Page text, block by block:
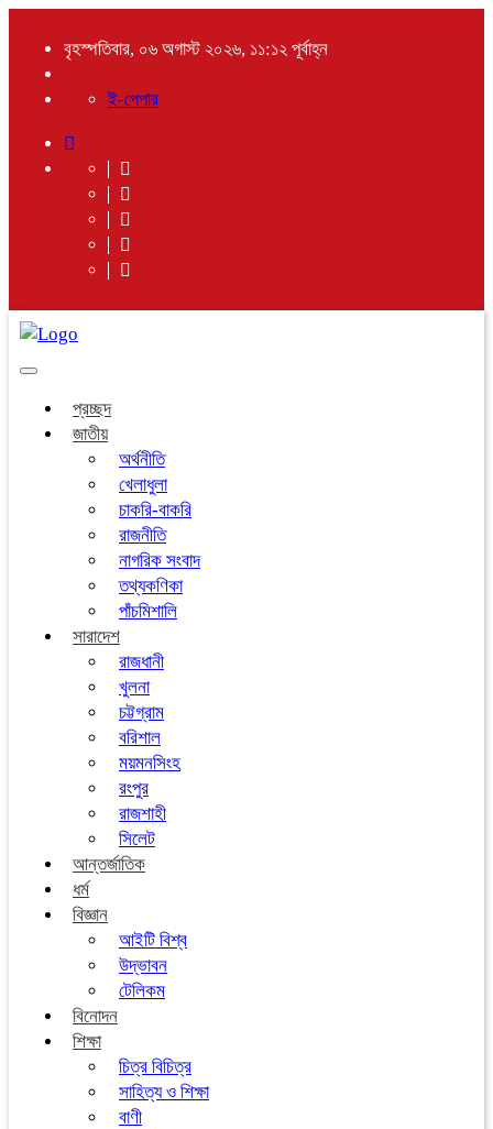
বৃহস্পতিবার, ০৬ অগাস্ট ২০২৬, ১১:১২ পূর্বাহ্ন
ই-পেপার
Toggle
প্রচ্ছদ
জাতীয়
অর্থনীতি
খেলাধুলা
চাকরি-বাকরি
রাজনীতি
নাগরিক সংবাদ
তথ্যকণিকা
পাঁচমিশালি
সারাদেশ
রাজধানী
খুলনা
চট্টগ্রাম
বরিশাল
ময়মনসিংহ
রংপুর
রাজশাহী
সিলেট
আন্তর্জাতিক
ধর্ম
বিজ্ঞান
আইটি বিশ্ব
উদ্ভাবন
টেলিকম
বিনোদন
শিক্ষা
চিত্র বিচিত্র
সাহিত্য ও শিক্ষা
বাণী